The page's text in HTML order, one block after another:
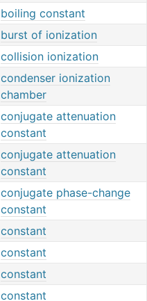
boiling constant
burst of ionization
collision ionization
condenser ionization
chamber
conjugate attenuation
constant
conjugate attenuation
constant
conjugate phase-change
constant
constant
constant
constant
constant